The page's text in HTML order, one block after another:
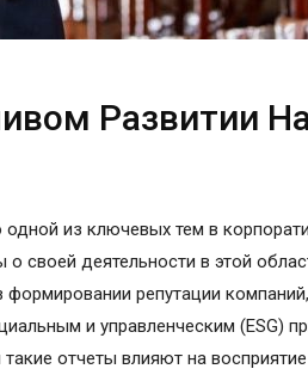
Развитии
одной из ключевых тем в
своей деятельности в этой
репутации компаний,
и управленческим (ESG)
отчеты влияют на восприятие